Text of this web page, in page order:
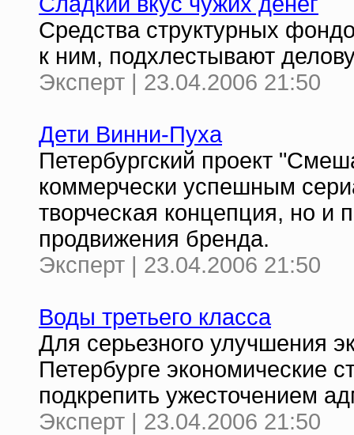
Средства структурных
к ним, подхлестывают
Эксперт | 23.04.2006 21:50
Дети Винни-Пуха
Петербургский проект
коммерчески успешным
творческая концепция, но и
продвижения бренда.
Эксперт | 23.04.2006 21:50
Воды третьего класса
Для серьезного улучшения
Петербурге экономические
подкрепить ужесточением
Эксперт | 23.04.2006 21:50